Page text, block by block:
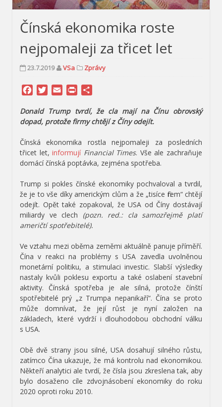
Čínská ekonomika roste
nejpomaleji za třicet let
23.7.2019 VSa Zprávy
Facebook
Twitter
Email Print
Donald Trump tvrdí, že cla mají na Čínu obrovský
dopad, protože firmy chtějí z Číny odejít.
Čínská ekonomika rostla nejpomaleji za posledních
třicet let,informují Financial Times. Vše ale zachraňuje
domácí čínská poptávka, zejména spotřeba.
Trump si pokles čínské ekonomiky pochvaloval a tvrdil,
že je to vše díky americkým clům a že „tisíce firem“ chtějí
odejít. Opět také zopakoval, že USA od Číny dostávají
miliardy ve clech (pozn. red.: cla samozřejmě platí
američtí spotřebitelé).
Ve vztahu mezi oběma zeměmi aktuálně panuje příměří.
Čína v reakci na problémy s USA zavedla uvolněnou
monetární politiku, a stimulaci investic. Slabší výsledky
nastaly kvůli poklesu exportu a také oslabení stavební
aktivity. Čínská spotřeba je ale silná, protože čínští
spotřebitelé prý „z Trumpa nepanikaří“. Čína se proto
může domnívat, že její růst je nyní založen na
základech, které vydrží i dlouhodobou obchodní válku
s USA.
Obě dvě strany jsou silné, USA dosahují silného růstu,
zatímco Čína ukazuje, že má kontrolu nad ekonomikou.
Někteří analytici ale tvrdí, že čísla jsou zkreslena tak, aby
bylo dosaženo cíle zdvojnásobení ekonomiky do roku
2020 oproti roku 2010.